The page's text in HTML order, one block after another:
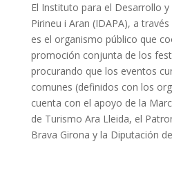
El Instituto para el Desarrollo y
Pirineu i Aran (IDAPA), a través
es el organismo público que
promoción conjunta de los
procurando que los eventos
comunes (definidos con los
cuenta con el apoyo de la
de Turismo Ara Lleida, el
Brava Girona y la Diputación